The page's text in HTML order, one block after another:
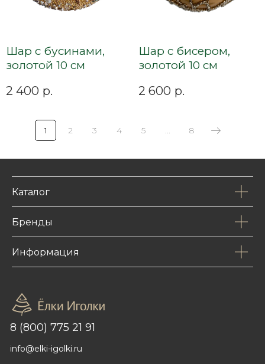
Шар с бусинами,
золотой 10 см
2 400 р.
Шар с бисером,
золотой 10 см
2 600 р.
1 2 3 4 5 ... 8
Каталог
Бренды
Информация
8 (800) 775 21 91
info@elki-igolki.ru